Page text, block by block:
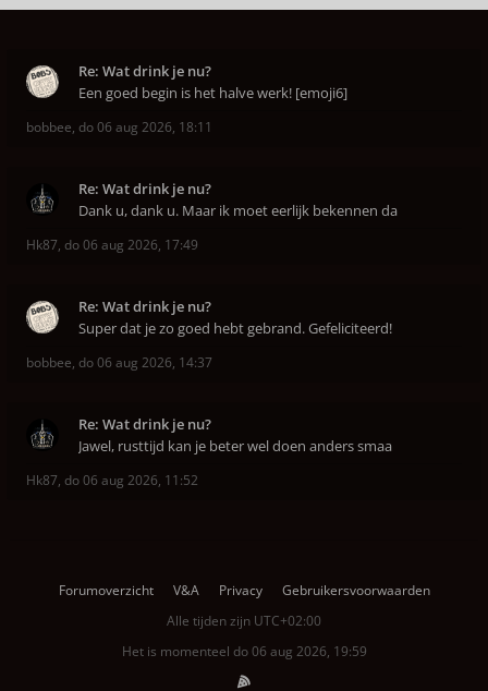
Re: Wat drink je nu?
Een goed begin is het halve werk! [emoji6]
bobbee, do 06 aug 2026, 18:11
Re: Wat drink je nu?
Dank u, dank u. Maar ik moet eerlijk bekennen da
Hk87, do 06 aug 2026, 17:49
Re: Wat drink je nu?
Super dat je zo goed hebt gebrand. Gefeliciteerd!
bobbee, do 06 aug 2026, 14:37
Re: Wat drink je nu?
Jawel, rusttijd kan je beter wel doen anders smaa
Hk87, do 06 aug 2026, 11:52
Forumoverzicht V&A Privacy
Gebruikersvoorwaarden
Alle tijden zijn UTC+02:00
Het is momenteel do 06 aug 2026, 19:59